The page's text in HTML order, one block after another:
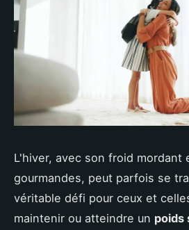
L'hiver, avec son froid mordant
gourmandes, peut parfois se
véritable défi pour ceux et
maintenir ou atteindre un poids